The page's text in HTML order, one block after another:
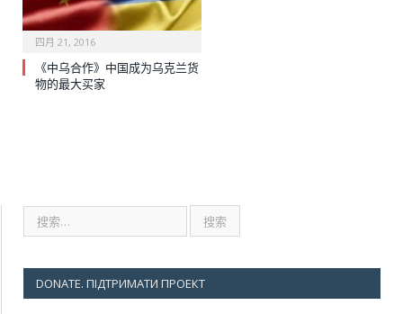
四月 21, 2016
《中乌合作》中国成为乌克兰货
物的最大买家
DONATE. ПІДТРИМАТИ ПРОЕКТ